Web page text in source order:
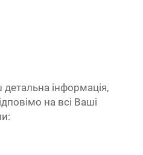
інформація,
на всі Ваші